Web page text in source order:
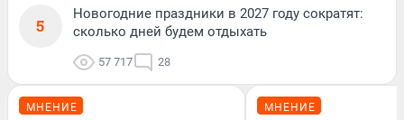
5
Новогодние праздники в 2027 году сократят:
сколько дней будем отдыхать
57 717 28
МНЕНИЕ МНЕНИЕ